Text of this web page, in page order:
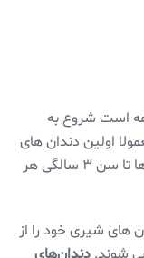
شیری زمانی که نوزاد حدود ۶ ماهه است شروع به
اولین دندان های
شیری هستند که بیرون می آیند. اکثر بچه ها تا سن ۳ سالگی هر
دندان های شیری خود را از